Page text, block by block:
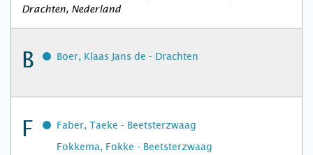
Drachten, Nederland
B Boer, Klaas Jans de - Drachten
F
Faber, Taeke - Beetsterzwaag
Fokkema, Fokke - Beetsterzwaag